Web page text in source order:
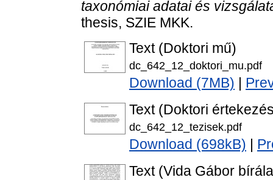
taxonómiai adatai és
thesis, SZIE MKK.
Text (Doktori mű)
dc_642_12_doktori_mu.pdf
Download (7MB)
Text (Doktori
dc_642_12_tezisek.pdf
Download (698kB)
Text (Vida Gábor